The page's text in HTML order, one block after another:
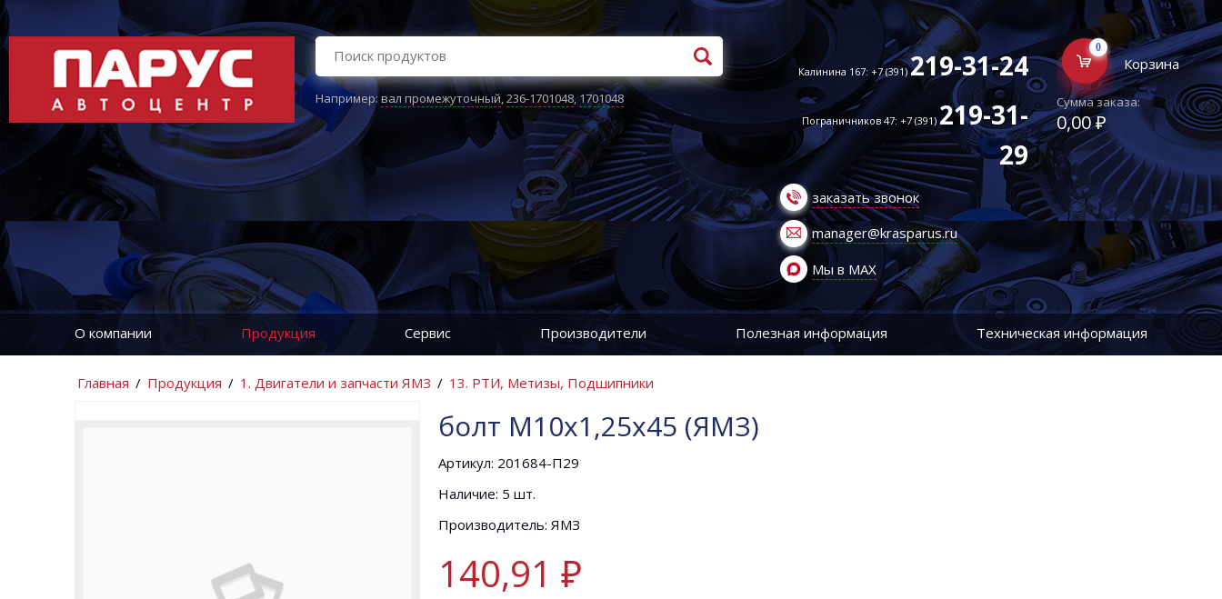
Например:вал промежуточный,236-1701048,1701048
Калинина 167: +7 (391)219-31-24
Пограничников 47: +7 (391)219-31-
29
заказать звонок
manager@krasparus.ru
Мы в MAX
0
Корзина
Сумма заказа:
0,00 ₽
О компании Продукция Сервис Производители Полезная информация Техническая информация
Главная / Продукция / 1. Двигатели и запчасти ЯМЗ / 13. РТИ, Метизы, Подшипники
болт М10х1,25х45 (ЯМЗ)
Артикул: 201684-П29
Наличие: 5 шт.
Производитель: ЯМЗ
140,91 ₽